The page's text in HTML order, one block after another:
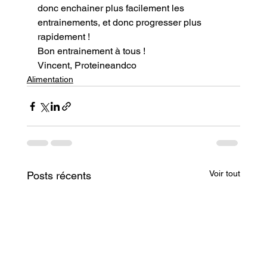
donc enchainer plus facilement les
entrainements, et donc progresser plus
rapidement !
Bon entrainement à tous !
Vincent, Proteineandco
Alimentation
Posts récents Voir tout